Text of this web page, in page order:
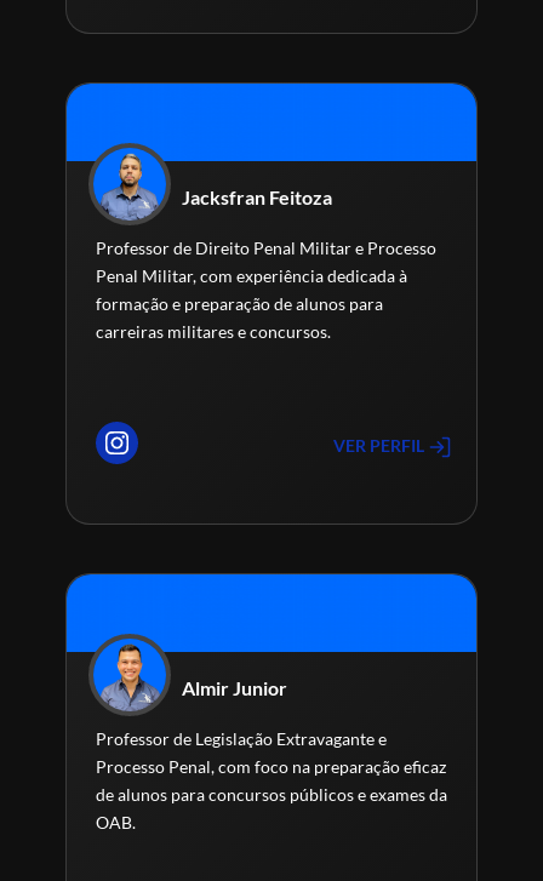
Jacksfran Feitoza
Professor de Direito Penal Militar e Processo
Penal Militar, com experiência dedicada à
formação e preparação de alunos para
carreiras militares e concursos.
VER PERFIL
Almir Junior
Professor de Legislação Extravagante e
Processo Penal, com foco na preparação eficaz
de alunos para concursos públicos e exames da
OAB.